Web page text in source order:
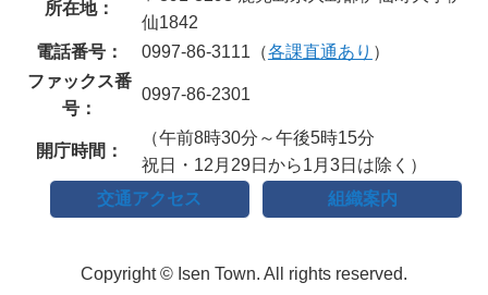
所在地：
仙1842
電話番号：
0997-86-3111（各課直通あり ）
ファックス番
号：
0997-86-2301
開庁時間：
（午前8時30分～午後5時15分
祝日・12月29日から1月3日は除く）
交通アクセス
組織案内
Copyright © Isen Town. All rights reserved.